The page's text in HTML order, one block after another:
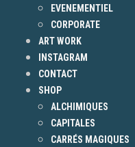
EVENEMENTIEL
CORPORATE
ART WORK
INSTAGRAM
CONTACT
SHOP
ALCHIMIQUES
CAPITALES
CARRÉS MAGIQUES